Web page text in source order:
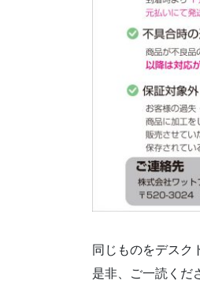
同じものをデスク
是非、ご一読くだ